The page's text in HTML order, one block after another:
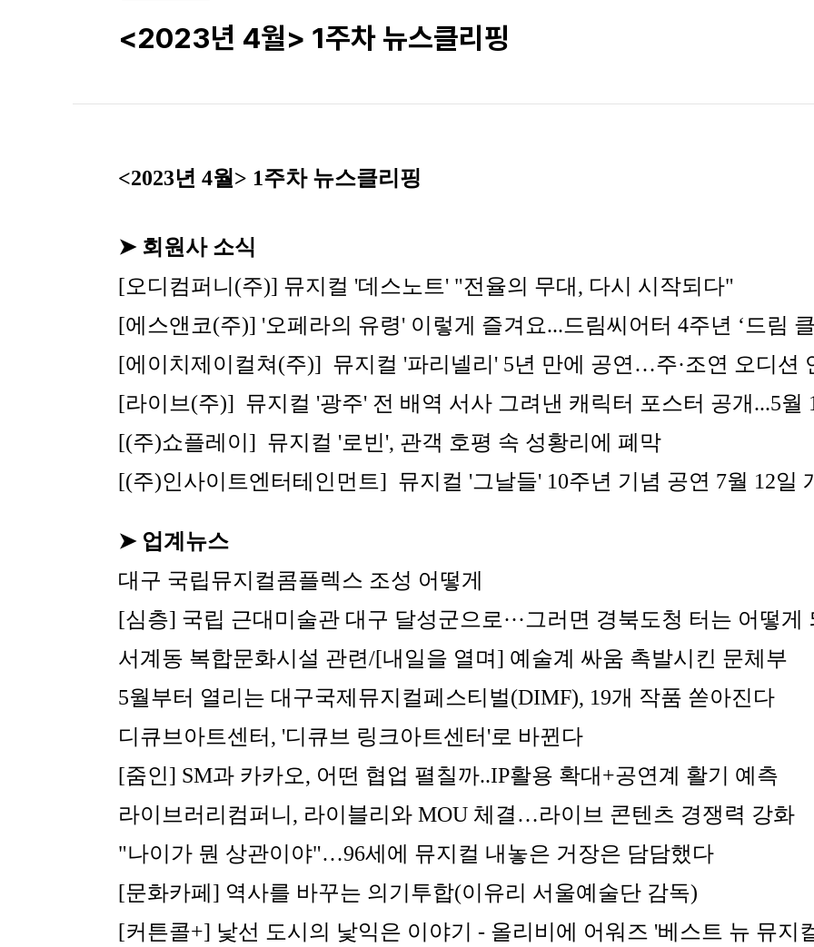
<2023년 4월> 1주차 뉴스클리핑
<2023년 4월> 1주차 뉴스클리핑
➤ 회원사 소식
[오디컴퍼니(주)] 뮤지컬 '데스노트' "전율의 무대, 다시 시작되다"
[에스앤코(주)] '오페라의 유령' 이렇게 즐겨요...드림씨어터 4주년 ‘드림
[에이치제이컬쳐(주)] 뮤지컬 '파리넬리' 5년 만에 공연…주·조연 오디션
[라이브(주)] 뮤지컬 '광주' 전 배역 서사 그려낸 캐릭터 포스터 공개...5월
[(주)쇼플레이] 뮤지컬 '로빈', 관객 호평 속 성황리에 폐막
[(주)인사이트엔터테인먼트] 뮤지컬 '그날들' 10주년 기념 공연 7월 12일
➤ 업계뉴스
대구 국립뮤지컬콤플렉스 조성 어떻게
[심층] 국립 근대미술관 대구 달성군으로···그러면 경북도청 터는 어떻게
서계동 복합문화시설 관련/[내일을 열며] 예술계 싸움 촉발시킨 문체부
5월부터 열리는 대구국제뮤지컬페스티벌(DIMF), 19개 작품 쏟아진다
디큐브아트센터, '디큐브 링크아트센터'로 바뀐다
[줌인] SM과 카카오, 어떤 협업 펼칠까..IP활용 확대+공연계 활기 예측
라이브러리컴퍼니, 라이블리와 MOU 체결…라이브 콘텐츠 경쟁력 강화
"나이가 뭔 상관이야"…96세에 뮤지컬 내놓은 거장은 담담했다
[문화카페] 역사를 바꾸는 의기투합(이유리 서울예술단 감독)
[커튼콜+] 낯선 도시의 낯익은 이야기 - 올리비에 어워즈 '베스트 뉴 뮤지